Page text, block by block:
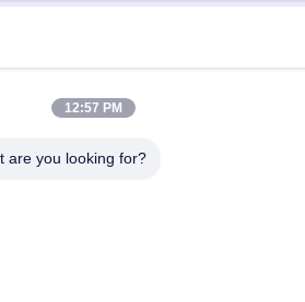
12:57 PM
are you looking for?